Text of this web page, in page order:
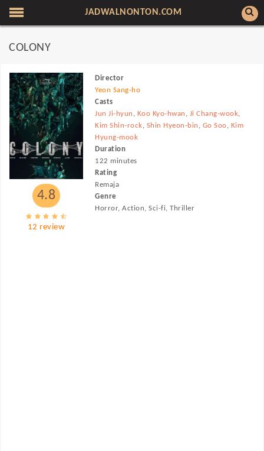
JADWALNONTON.COM
COLONY
4.8
12 review
Director
Yeon Sang-ho
Casts
Jun Ji-hyun , Koo Kyo-hwan , Ji Chang-wook,
Kim Shin-rock, Shin Hyeon-bin , Go Soo, Kim
Hyung-mook
Duration
122 minutes
Rating
Remaja
Genre
Horror, Action, Sci-fi, Thriller